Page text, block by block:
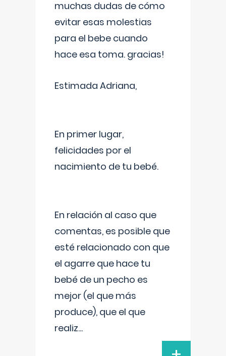
muchas dudas de cómo
evitar esas molestias
para el bebe cuando
hace esa toma. gracias!
Estimada Adriana,
En primer lugar,
felicidades por el
nacimiento de tu bebé.
En relación al caso que
comentas, es posible que
esté relacionado con que
el agarre que hace tu
bebé de un pecho es
mejor (el que más
produce), que el que
realiz...